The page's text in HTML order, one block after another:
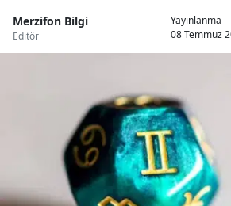
Merzifon Bilgi
Editör
Yayınlanma
08 Temmuz